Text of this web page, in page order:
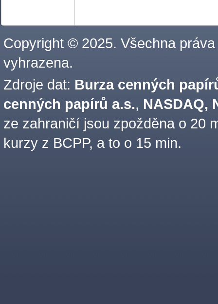
Copyright © 2025. Všechna práva
vyhrazena.
Zdroje dat: Burza cenných
cenných papírů a.s., NASDAQ,
ze zahraničí jsou zpožděna o 20
kurzy z BCPP, a to o 15 min.